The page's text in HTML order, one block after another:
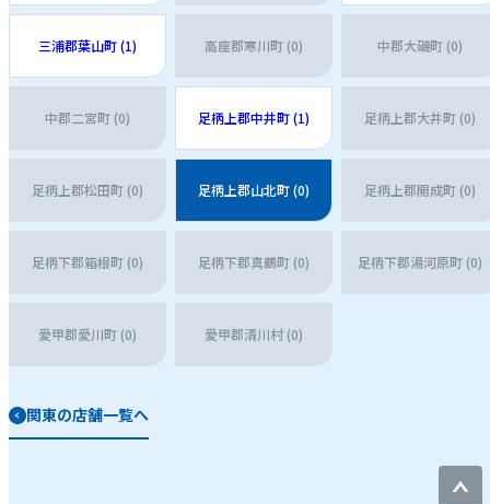
三浦郡葉山町 (1) 高座郡寒川町 (0) 中郡大磯町 (0)
中郡二宮町 (0) 足柄上郡中井町 (1) 足柄上郡大井町 (0)
足柄上郡松田町 (0) 足柄上郡山北町 (0) 足柄上郡開成町 (0)
足柄下郡箱根町 (0) 足柄下郡真鶴町 (0) 足柄下郡湯河原町 (0)
愛甲郡愛川町 (0) 愛甲郡清川村 (0)
関東の店舗一覧へ